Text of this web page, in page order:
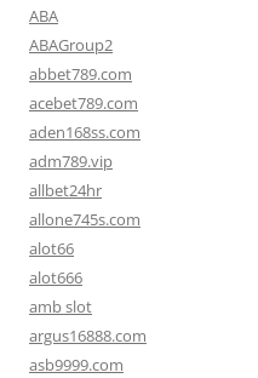
ABA
ABAGroup2
abbet789.com
acebet789.com
aden168ss.com
adm789.vip
allbet24hr
allone745s.com
alot66
alot666
amb slot
argus16888.com
asb9999.com